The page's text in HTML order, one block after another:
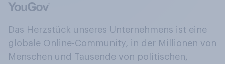
Das Herzstück unseres Unternehmens ist eine
globale Online-Community, in der Millionen von
Menschen und Tausende von politischen,